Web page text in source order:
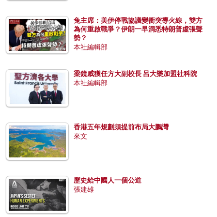
兔主席：美伊停戰協議變衝突導火線，雙方
為何重啟戰爭？伊朗一早洞悉特朗普虛張聲
勢？
本社編輯部
梁鏡威獲任方大副校長 呂大樂加盟社科院
本社編輯部
香港五年規劃須提前布局大鵬灣
來文
歷史給中國人一個公道
張建雄